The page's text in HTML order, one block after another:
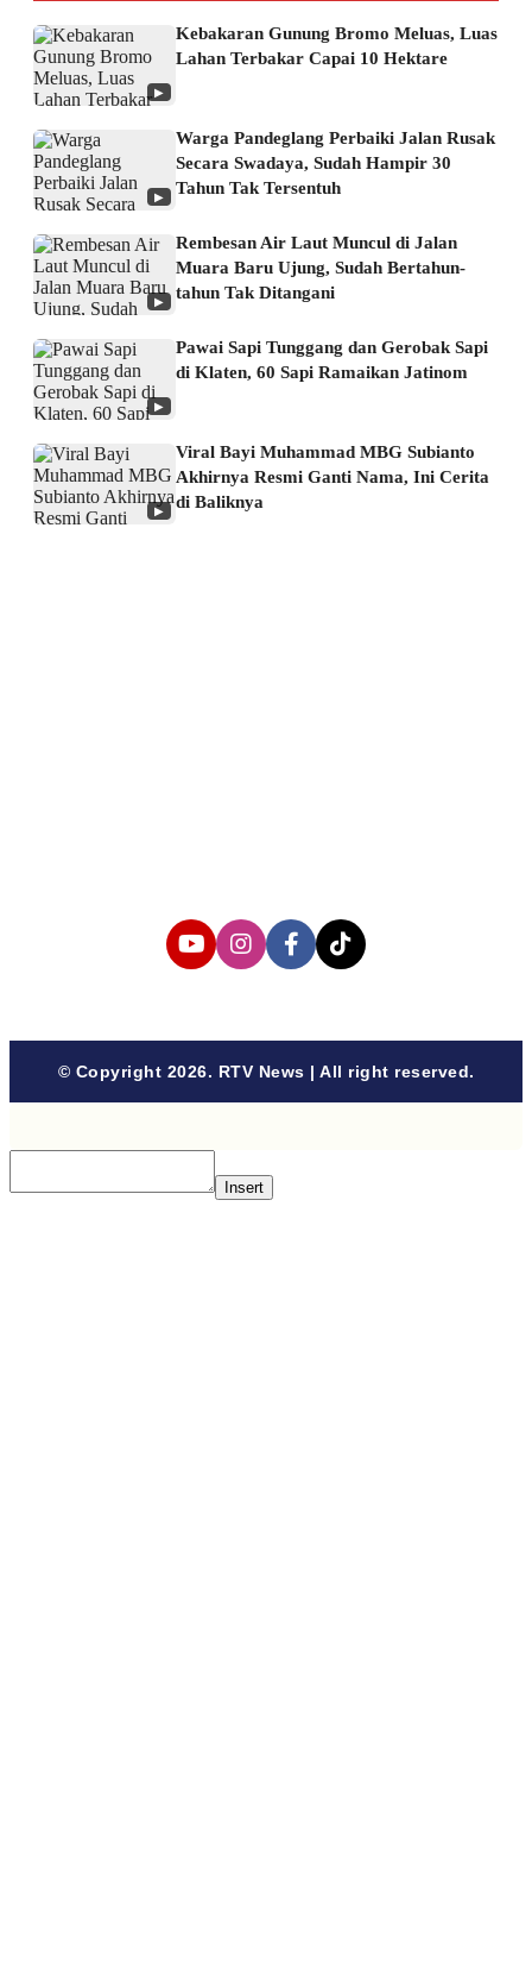
▶
Kebakaran Gunung Bromo Meluas, Luas
Lahan Terbakar Capai 10 Hektare
▶
Warga Pandeglang Perbaiki Jalan Rusak
Secara Swadaya, Sudah Hampir 30
Tahun Tak Tersentuh
▶
Rembesan Air Laut Muncul di Jalan
Muara Baru Ujung, Sudah Bertahun-
tahun Tak Ditangani
▶
Pawai Sapi Tunggang dan Gerobak Sapi
di Klaten, 60 Sapi Ramaikan Jatinom
▶
Viral Bayi Muhammad MBG Subianto
Akhirnya Resmi Ganti Nama, Ini Cerita
di Baliknya
© Copyright 2026. RTV News | All right reserved.
Insert